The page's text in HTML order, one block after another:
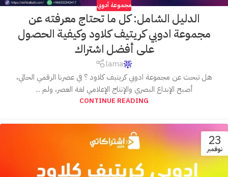
مجموعة أدوبي
الدليل الشامل: كل ما تحتاج معرفته عن
مجموعة ادوبي كريتيف كلاود وكيفية الحصول
على أفضل اشتراك
lama
هل تبحث عن مجموعة ادوبي كريتيف كلاود ؟ في عصرنا الرقمي الحالي،
أصبح الإبداع البصري والإنتاج الإعلامي لغة العصر، ولم ...
CONTINUE READING
23
نوفمبر